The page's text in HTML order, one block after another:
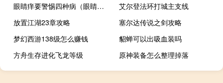
眼睛痒要警惕四种病（眼睛周围肿痒红是什么原因）
艾尔登法环打城主支线
放置江湖23章攻略
塞尔达传说之剑攻略
梦幻西游138级怎么赚钱
貂蝉可以出吸血装吗
方舟生存进化飞龙等级
原神装备怎么整理掉落